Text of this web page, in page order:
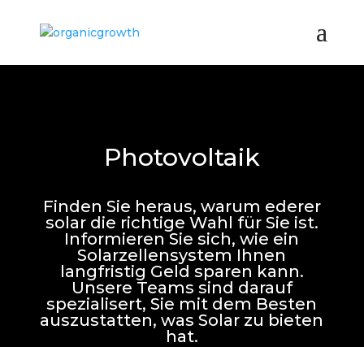
Photovoltaik
Finden Sie heraus, warum ederer
solar die richtige Wahl für Sie ist.
Informieren Sie sich, wie ein
Solarzellensystem Ihnen
langfristig Geld sparen kann.
Unsere Teams sind darauf
spezialisert, Sie mit dem Besten
auszustatten, was Solar zu bieten
hat.